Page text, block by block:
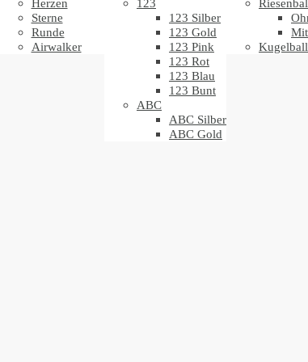
Herzen
Sterne
Runde
Airwalker
123
123 Silber
123 Gold
123 Pink
123 Rot
123 Blau
123 Bunt
ABC
ABC Silber
ABC Gold